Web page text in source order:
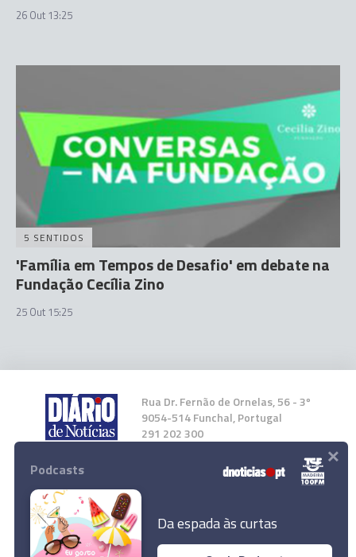
26 Out 13:25
5 SENTIDOS
'Família em Tempos de Desafio' em debate na
Fundação Cecília Zino
25 Out 15:25
Rua Dr. Fernão de Ornelas, 56 - 3º
9054-514 Funchal, Portugal
291 202 300
Instale a nossa App
Podcasts
Da espada às curtas
×